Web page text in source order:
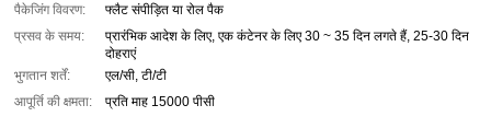
पैकेजिंग विवरण:
फ्लैट संपीड़ित या रोल पैक
प्रसव के समय:
प्रारंभिक आदेश के लिए, एक कंटेनर के लिए 30 ~ 35 दिन लगते हैं, 25-30 दिन
दोहराएं
भुगतान शर्तें:
एल/सी, टी/टी
आपूर्ति की क्षमता:
प्रति माह 15000 पीसी